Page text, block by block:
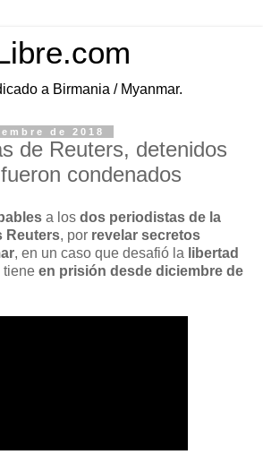
a Birmania / Myanmar.
de 2018
de Reuters, detenidos
condenados
a los dos periodistas de la
Reuters, por revelar secretos
, en un caso que desafió la libertad
tiene en prisión desde diciembre de